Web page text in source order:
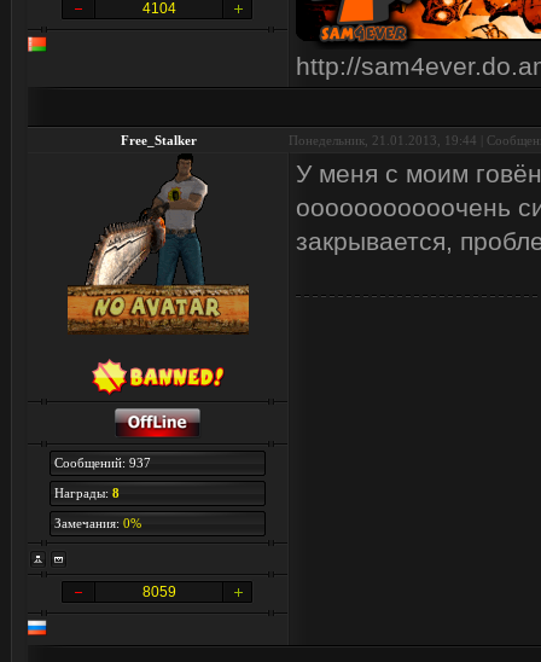
4104
http://
Free_Stalker Понедельник, 21.01.2013, 19:44 |
Сообщений: 937
Награды: 8
Замечания: 0%
8059
У меня с моим
ооооооооооочень
закрывается,